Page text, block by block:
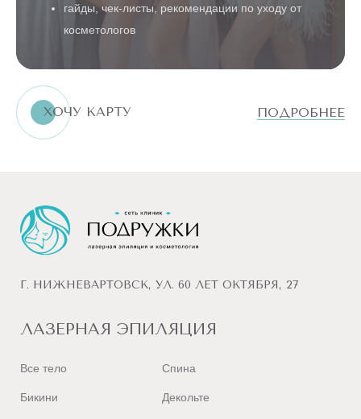
гайды, чек-листы, рекомендации по уходу от
косметологов
ХОЧУ КАРТУ ПОДРОБНЕЕ
Г. НИЖНЕВАРТОВСК, УЛ. 60 ЛЕТ ОКТЯБРЯ, 27
ЛАЗЕРНАЯ ЭПИЛЯЦИЯ
Все тело
Бикини
Спина
Декольте